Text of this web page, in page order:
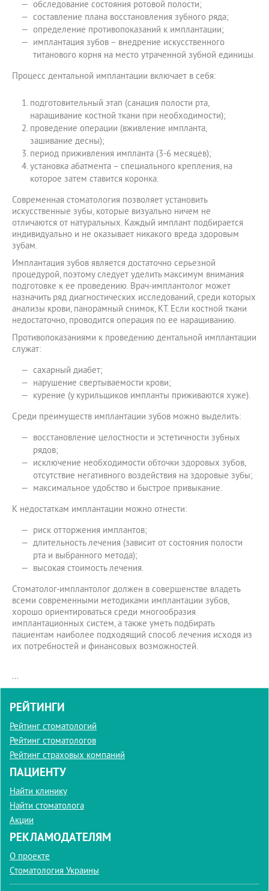
обследование состояния ротовой полости;
составление плана восстановления зубного ряда;
определение противопоказаний к имплантации;
имплантация зубов – внедрение искусственного
титанового корня на место утраченной зубной единицы.
Процесс дентальной имплантации включает в себя:
подготовительный этап (санация полости рта,
наращивание костной ткани при необходимости);
проведение операции (вживление импланта,
зашивание десны);
период приживления импланта (3-6 месяцев);
установка абатмента – специального крепления, на
которое затем ставится коронка.
Современная стоматология позволяет установить
искусственные зубы, которые визуально ничем не
отличаются от натуральных. Каждый имплант подбирается
индивидуально и не оказывает никакого вреда здоровым
зубам.
Имплантация зубов является достаточно серьезной
процедурой, поэтому следует уделить максимум внимания
подготовке к ее проведению. Врач-имплантолог может
назначить ряд диагностических исследований, среди которых
анализы крови, панорамный снимок, КТ. Если костной ткани
недостаточно, проводится операция по ее наращиванию.
Противопоказаниями к проведению дентальной имплантации
служат:
сахарный диабет;
нарушение свертываемости крови;
курение (у курильщиков импланты приживаются хуже).
Среди преимуществ имплантации зубов можно выделить:
восстановление целостности и эстетичности зубных
рядов;
исключение необходимости обточки здоровых зубов,
отсутствие негативного воздействия на здоровые зубы;
максимальное удобство и быстрое привыкание.
К недостаткам имплантации можно отнести:
риск отторжения имплантов;
длительность лечения (зависит от состояния полости
рта и выбранного метода);
высокая стоимость лечения.
Стоматолог-имплантолог должен в совершенстве владеть
всеми современными методиками имплантации зубов,
хорошо ориентироваться среди многообразия
имплантационных систем, а также уметь подбирать
пациентам наиболее подходящий способ лечения исходя из
их потребностей и финансовых возможностей.
...
РЕЙТИНГИ
Рейтинг стоматологий
Рейтинг стоматологов
Рейтинг страховых компаний
ПАЦИЕНТУ
Найти клинику
Найти стоматолога
Акции
РЕКЛАМОДАТЕЛЯМ
О проекте
Стоматология Украины